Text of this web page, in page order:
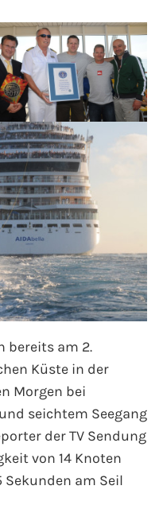
bereits am 2.
Küste in der
Morgen bei
seichtem Seegang
der TV Sendung
von 14 Knoten
am Seil